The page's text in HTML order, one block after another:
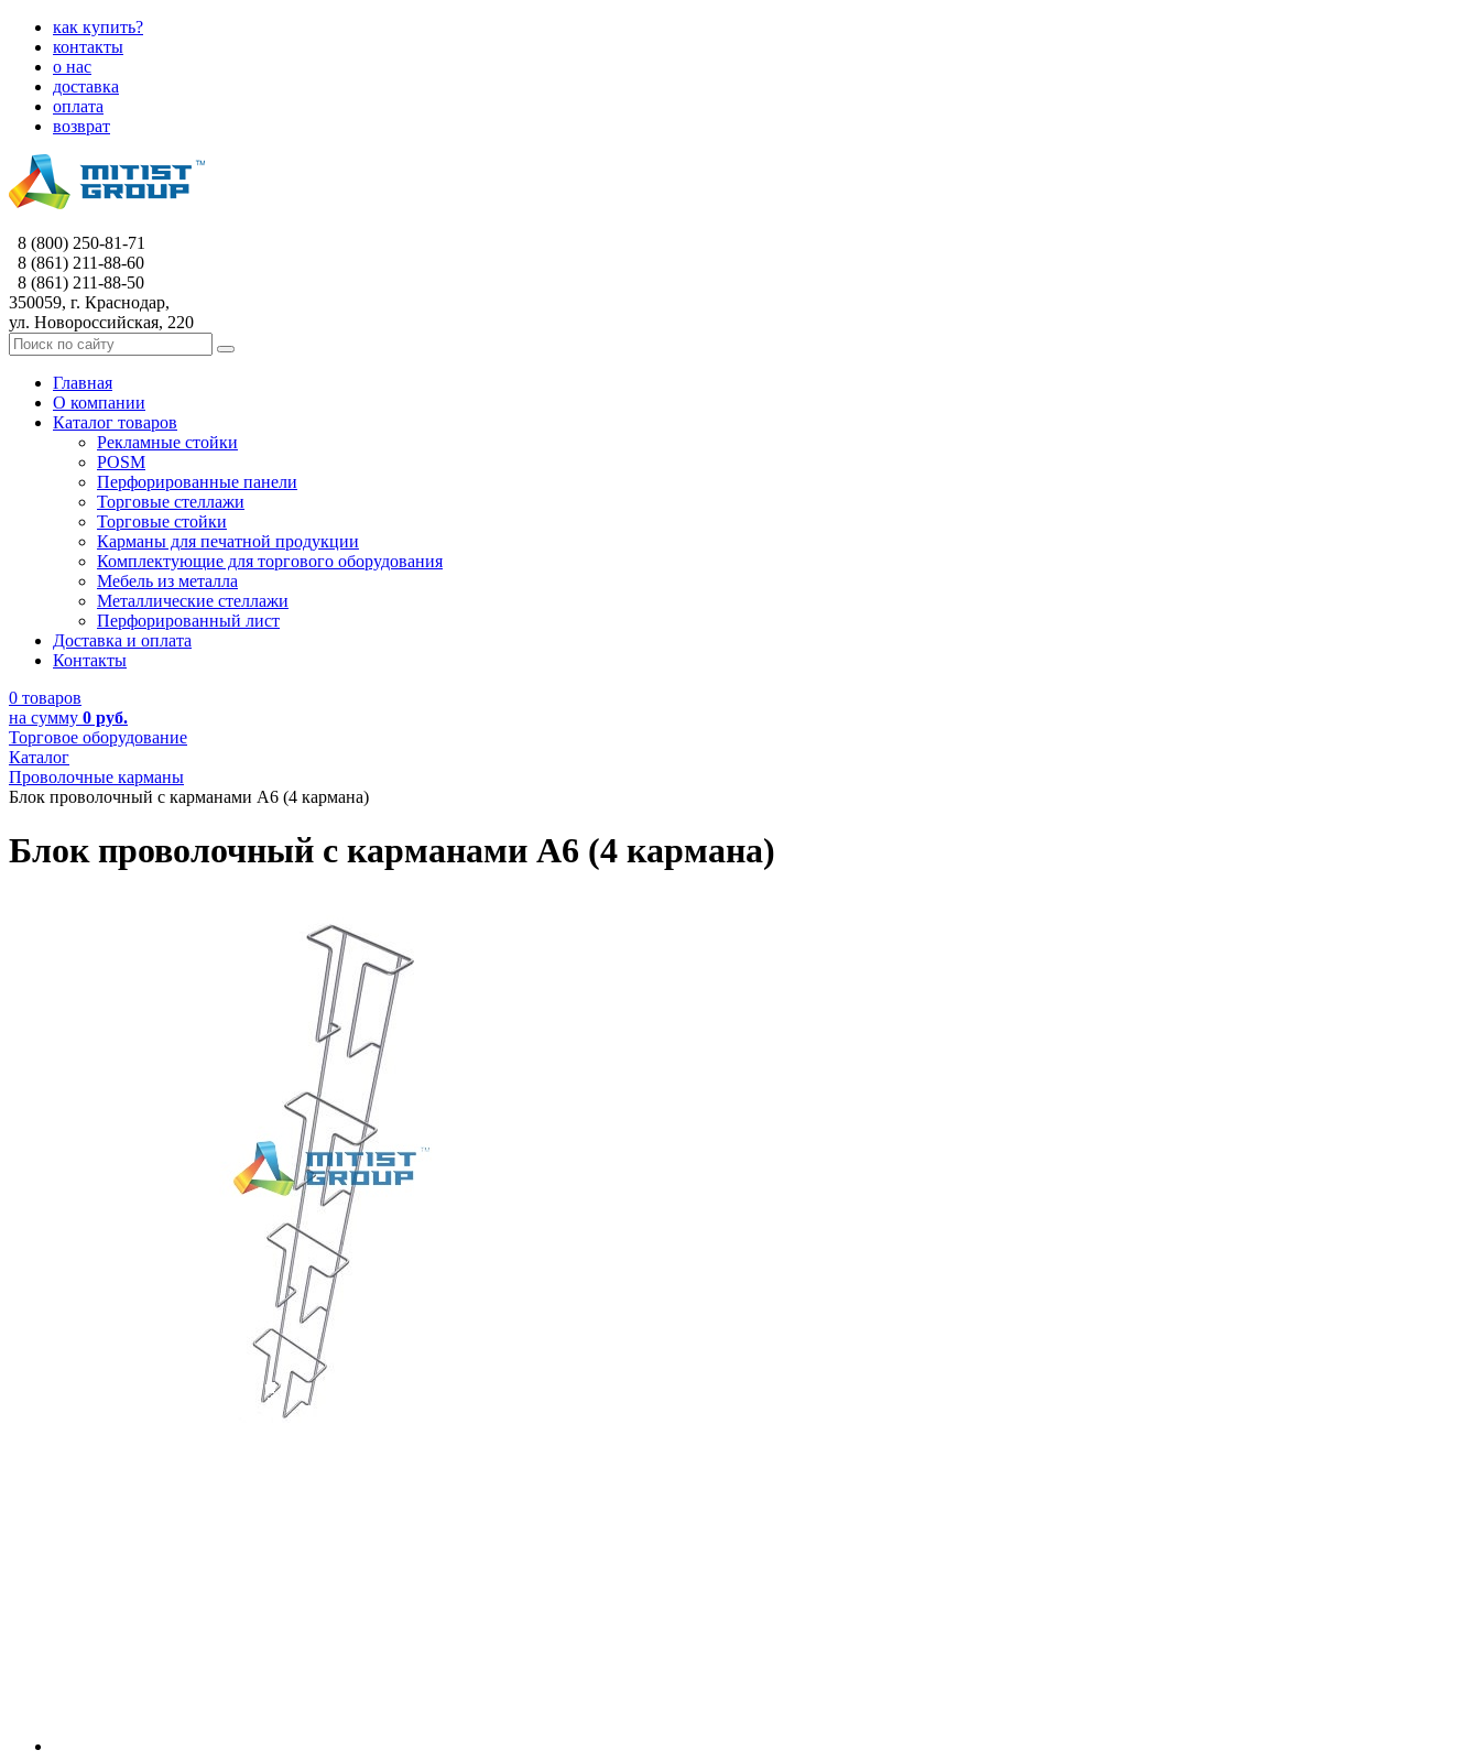
как купить?
контакты
о нас
доставка
оплата
возврат
8 (800) 250-81-71
8 (861) 211-88-60
8 (861) 211-88-50
350059, г. Краснодар,
ул. Новороссийская, 220
Главная
О компании
Каталог товаров
Рекламные стойки
POSM
Перфорированные панели
Торговые стеллажи
Торговые стойки
Карманы для печатной продукции
Комплектующие для торгового оборудования
Мебель из металла
Металлические стеллажи
Перфорированный лист
Доставка и оплата
Контакты
0 товаров
на сумму 0 руб.
Торговое оборудование
Каталог
Проволочные карманы
Блок проволочный с карманами А6 (4 кармана)
Блок проволочный с карманами А6 (4 кармана)